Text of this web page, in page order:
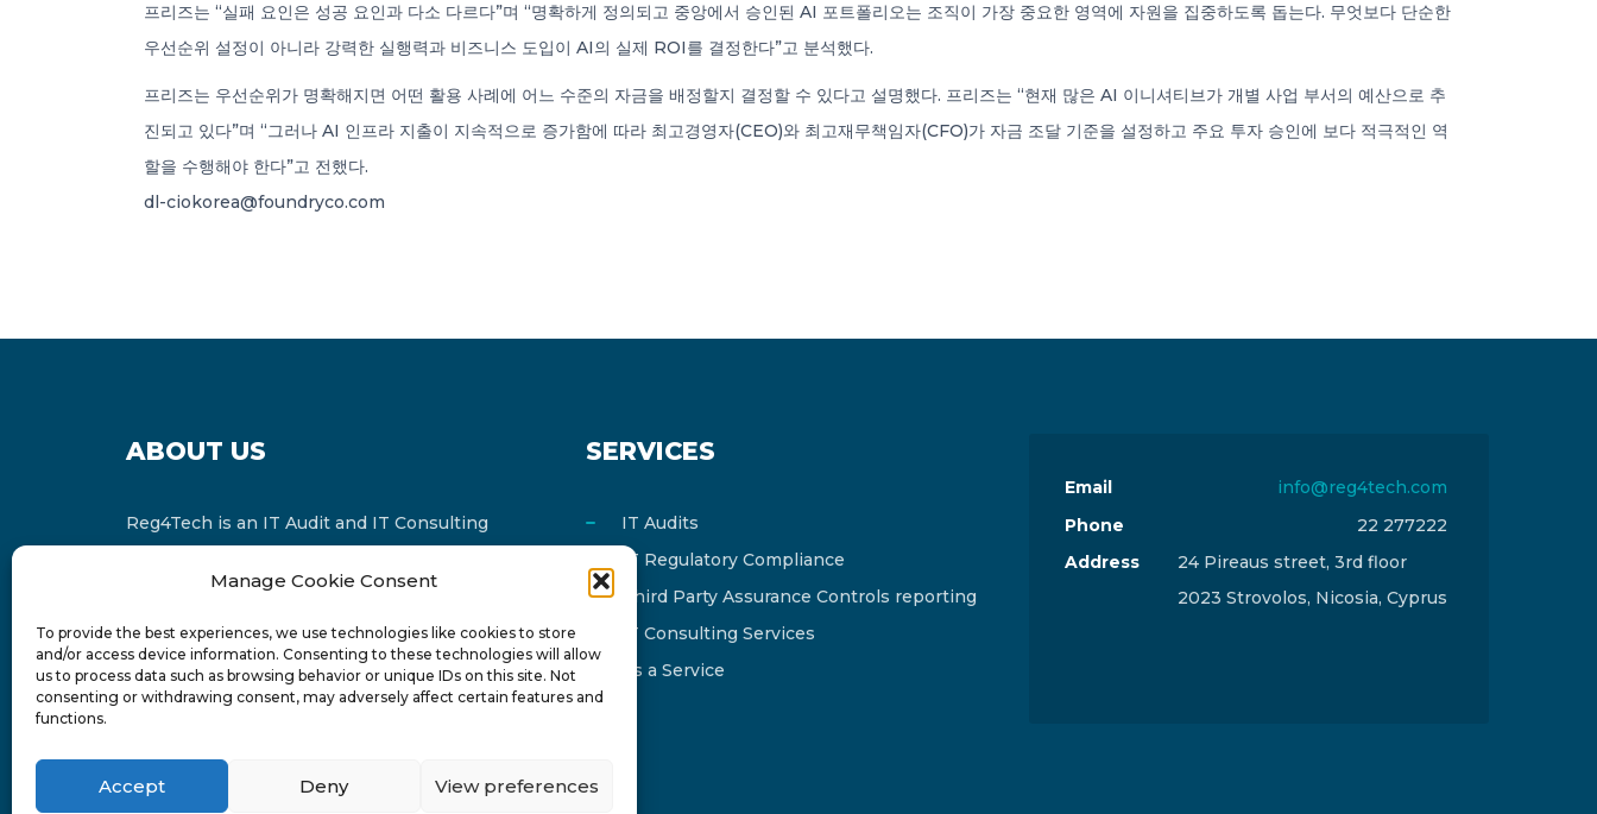
Manage Cookie Consent
To provide the best experiences, we use technologies like cookies to store
and/or access device information. Consenting to these technologies will allow
us to process data such as browsing behavior or unique IDs on this site. Not
consenting or withdrawing consent, may adversely affect certain features and
functions.
Accept Deny View preferences
프리즈는 “실패 요인은 성공 요인과 다소 다르다”며 “명확하게 정의되고 중앙에서 승인된 AI 포트폴리오는 조직이 가장 중요한 영역에 자원을 집중하도록 돕는다. 무엇보다 단순한
우선순위 설정이 아니라 강력한 실행력과 비즈니스 도입이 AI의 실제 ROI를 결정한다”고 분석했다.
프리즈는 우선순위가 명확해지면 어떤 활용 사례에 어느 수준의 자금을 배정할지 결정할 수 있다고 설명했다. 프리즈는 “현재 많은 AI 이니셔티브가 개별 사업 부서의 예산으로 추
진되고 있다”며 “그러나 AI 인프라 지출이 지속적으로 증가함에 따라 최고경영자(CEO)와 최고재무책임자(CFO)가 자금 조달 기준을 설정하고 주요 투자 승인에 보다 적극적인 역
할을 수행해야 한다”고 전했다.
dl-ciokorea@foundryco.com
ABOUT US
Reg4Tech is an IT Audit and IT Consulting
Russell Bedford International and affiliate of
FINCAP Group of Companies.
SERVICES
IT Audits
IT Regulatory Compliance
Third Party Assurance Controls reporting
IT Consulting Services
As a Service
Email
info@reg4tech.com
Phone
22 277222
Address
24 Pireaus street, 3rd floor
2023 Strovolos, Nicosia, Cyprus